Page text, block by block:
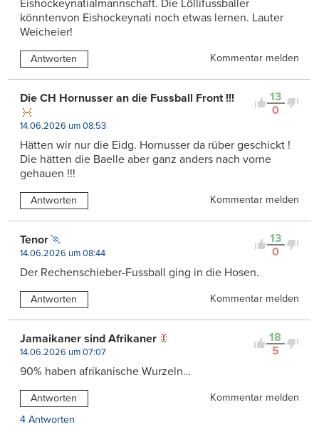
Eishockeynatialmannschaft. Die Löllifussballer
könntenvon Eishockeynati noch etwas lernen. Lauter
Weicheier!
Antworten Kommentar melden
13
0
Die CH Hornusser an die Fussball Front !!!
14.06.2026 um 08:53
Hätten wir nur die Eidg. Hornusser da rüber geschickt !
Die hätten die Baelle aber ganz anders nach vorne
gehauen !!!
Antworten Kommentar melden
13
0
Tenor
14.06.2026 um 08:44
Der Rechenschieber-Fussball ging in die Hosen.
Antworten Kommentar melden
18
5
Jamaikaner sind Afrikaner
14.06.2026 um 07:07
90% haben afrikanische Wurzeln…
Antworten
Kommentar melden
4 Antworten